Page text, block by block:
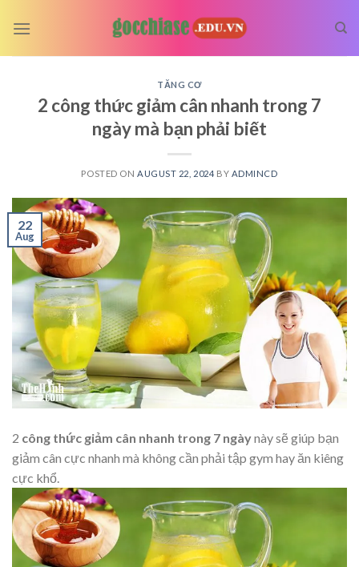
TĂNG CƠ
2 công thức giảm cân nhanh trong 7
ngày mà bạn phải biết
POSTED ON AUGUST 22, 2024 BY ADMINCD
22
Aug
2 công thức giảm cân nhanh trong 7 ngàynày sẽ giúp bạn
giảm cân cực nhanh mà không cần phải tập gym hay ăn kiêng
cực khổ.